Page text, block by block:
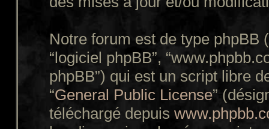
Notre forum est de type phpBB
“logiciel phpBB”,
phpBB”) qui est un script libre
“General Public License”
téléchargé depuis